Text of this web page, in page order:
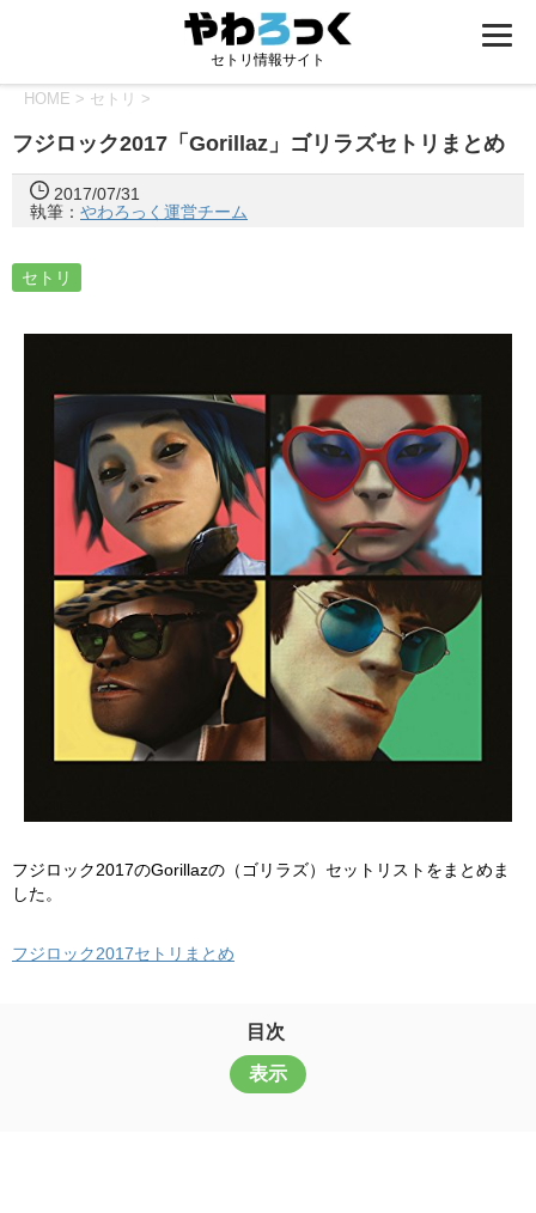
セトリ情報サイト
HOME > セトリ >
フジロック2017「Gorillaz」ゴリラズセトリまとめ
2017/07/31
執筆： やわろっく運営チーム
セトリ
フジロック2017のGorillazの（ゴリラズ）セットリストをまとめま
した。
フジロック2017セトリまとめ
目次
表示